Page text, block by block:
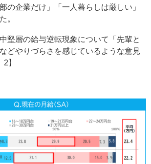
の企業だけ」「一人暮らしは厳しい」
。
堅層の給与逆転現象について「先輩と
どやりづらさを感じているような意見
】